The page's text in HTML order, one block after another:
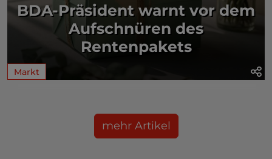
BDA-Präsident warnt vor dem
Aufschnüren des
Rentenpakets
Markt
mehr Artikel